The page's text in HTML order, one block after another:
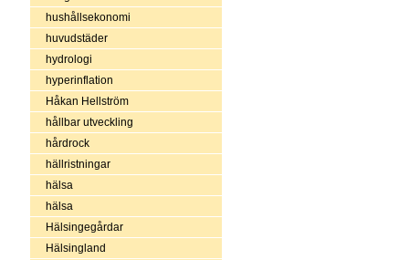
hushållsekonomi
huvudstäder
hydrologi
hyperinflation
Håkan Hellström
hållbar utveckling
hårdrock
hällristningar
hälsa
hälsa
Hälsingegårdar
Hälsingland